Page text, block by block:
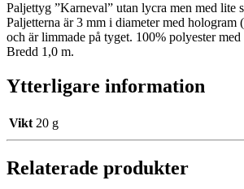
Paljettyg ”Karneval” utan lycra men med lite
Paljetterna är 3 mm i diameter med hologram
och är limmade på tyget. 100% polyester
Bredd 1,0 m.
Ytterligare information
Vikt 20 g
Relaterade produkter